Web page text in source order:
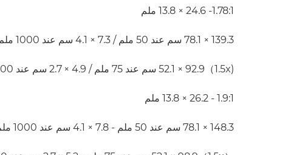
1.78:1- 24.6 × 13.8 ملم
139.3 × 78.1 سم عند 50 ملم / 7.3 × 4.1 سم عند 1000 ملم
(1.5x）‏92.9 × 52.1 سم عند 75 ملم / 4.9 × 2.7 سم عند 1500 ملم
1.9:1 - 26.2 × 13.8 ملم
148.3 × 78.1 سم عند 50 ملم - 7.8 × 4.1 سم عند 1000 ملم